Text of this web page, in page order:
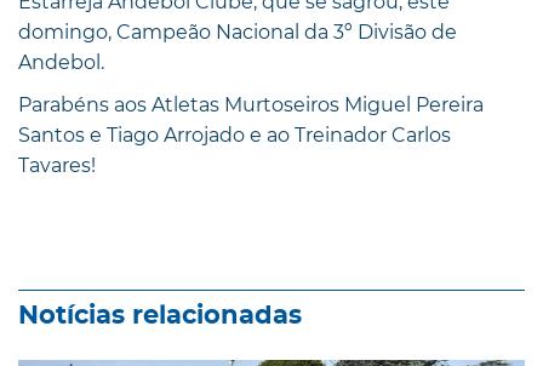
domingo, Campeão Nacional da 3º Divisão de
Andebol.
Parabéns aos Atletas Murtoseiros Miguel Pereira
Santos e Tiago Arrojado e ao Treinador Carlos
Tavares!
Notícias relacionadas